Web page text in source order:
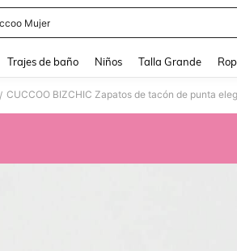
Mujer
Trajes de baño Niños Talla Grande
/ CUCCOO BIZCHIC Zapatos de tacón de punta